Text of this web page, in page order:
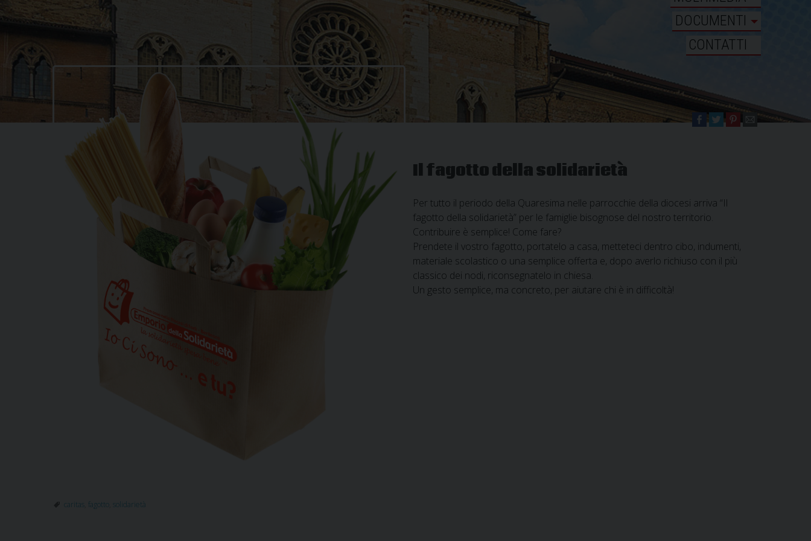
DOCUMENTI
CONTATTI
Il fagotto della solidarietà
Per tutto il periodo della Quaresima nelle parrocchie della diocesi arriva “Il
fagotto della solidarietà” per le famiglie bisognose del nostro territorio.
Contribuire è semplice! Come fare?
Prendete il vostro fagotto, portatelo a casa, metteteci dentro cibo, indumenti,
materiale scolastico o una semplice offerta e, dopo averlo richiuso con il più
classico dei nodi, riconsegnatelo in chiesa.
Un gesto semplice, ma concreto, per aiutare chi è in difficoltà!
caritas fagotto solidarietà